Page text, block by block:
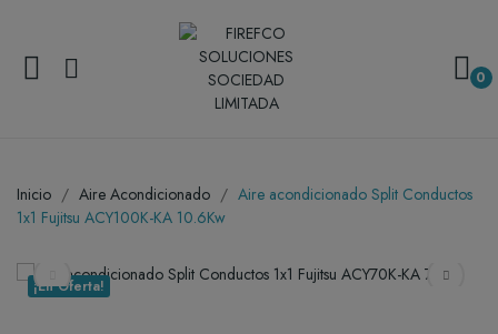
0
Inicio Aire Acondicionado
Aire acondicionado Split Conductos
1x1 Fujitsu ACY100K-KA 10.6Kw
¡En Oferta!